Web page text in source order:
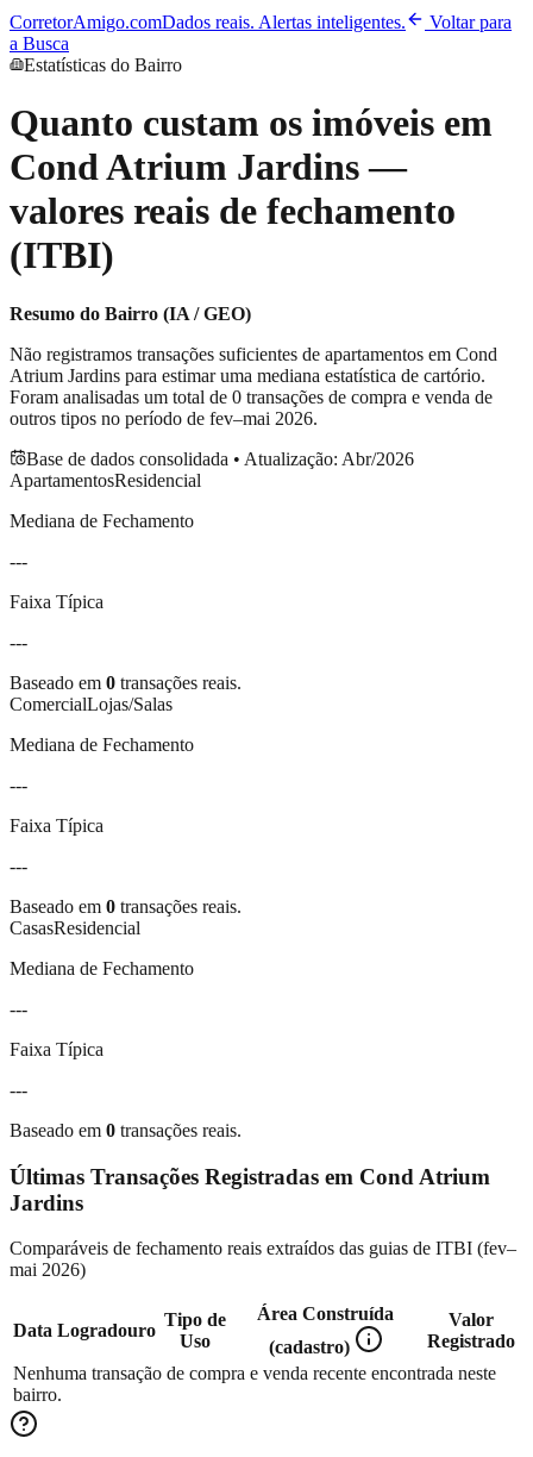
CorretorAmigo.comDados reais. Alertas inteligentes.
Voltar para
a Busca
Estatísticas do Bairro
Quanto custam os imóveis em
Cond Atrium Jardins—
valores reais de fechamento
(ITBI)
Resumo do Bairro (IA / GEO)
Não registramos transações suficientes de apartamentos em Cond
Atrium Jardins para estimar uma mediana estatística de cartório.
Foram analisadas um total de 0 transações de compra e venda de
outros tipos no período de fev–mai 2026.
Base de dados consolidada • Atualização: Abr/2026
ApartamentosResidencial
Mediana de Fechamento
---
Faixa Típica
---
Baseado em 0 transações reais.
ComercialLojas/Salas
Mediana de Fechamento
---
Faixa Típica
---
Baseado em 0 transações reais.
CasasResidencial
Mediana de Fechamento
---
Faixa Típica
---
Baseado em 0 transações reais.
Últimas Transações Registradas em Cond Atrium
Jardins
Comparáveis de fechamento reais extraídos das guias de ITBI (fev–
mai 2026)
Data Logradouro
Tipo de
Uso
Área Construída
(cadastro)
Valor
Registrado
Nenhuma transação de compra e venda recente encontrada neste
bairro.